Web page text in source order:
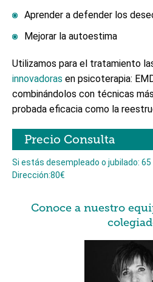
Aprender a defender los
Mejorar la autoestima
Utilizamos para el tratamiento
innovadoras en psicoterapia:
combinándolos con técnicas
probada eficacia como la
Precio Consulta
Si estás desempleado o jubilado: 65
Dirección:80€
Conoce a nuestro